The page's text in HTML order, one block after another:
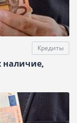
Кредиты
наличие,